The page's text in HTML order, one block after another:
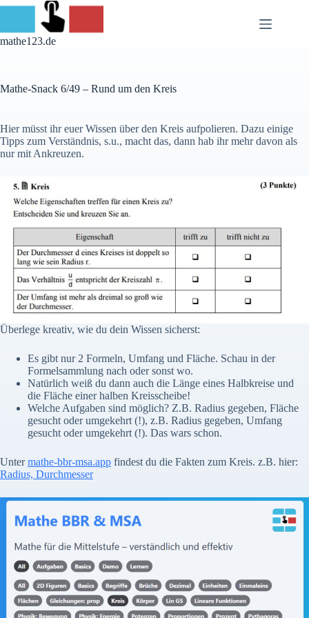
Skip
content
mathe123.de
Mathe-Snack 6/49 – Rund um den Kreis
Hier müsst ihr euer Wissen über den Kreis aufpolieren. Dazu einige
Tipps zum Verständnis, s.u., macht das, dann hab ihr mehr davon als
nur mit Ankreuzen.
Überlege kreativ, wie du dein Wissen sicherst:
Es gibt nur 2 Formeln, Umfang und Fläche. Schau in der
Formelsammlung nach oder sonst wo.
Natürlich weiß du dann auch die Länge eines Halbkreise und
die Fläche einer halben Kreisscheibe!
Welche Aufgaben sind möglich? Z.B. Radius gegeben, Fläche
gesucht oder umgekehrt (!), z.B. Radius gegeben, Umfang
gesucht oder umgekehrt (!). Das wars schon.
Untermathe-bbr-msa.app findest du die Fakten zum Kreis. z.B. hier:
Radius, Durchmesser